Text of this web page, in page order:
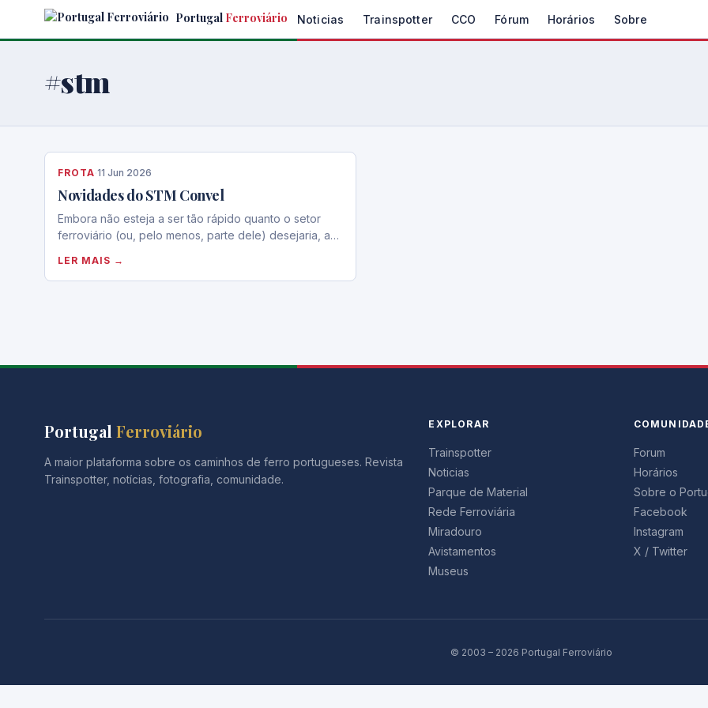
Portugal Ferroviário Noticias Trainspotter CCO Fórum Horários Sobre
#stm
FROTA·11 Jun 2026
Novidades do STM Convel
Embora não esteja a ser tão rápido quanto o setor
ferroviário (ou, pelo menos, parte dele) desejaria, a…
LER MAIS →
Portugal Ferroviário
A maior plataforma sobre os caminhos de ferro portugueses. Revista
Trainspotter, notícias, fotografia, comunidade.
EXPLORAR
Trainspotter
Noticias
Parque de Material
Rede Ferroviária
Miradouro
Avistamentos
Museus
Forum
Horários
Sobre o
Facebook
Instagram
X / Twitter
© 2003 – 2026 Portugal Ferroviário